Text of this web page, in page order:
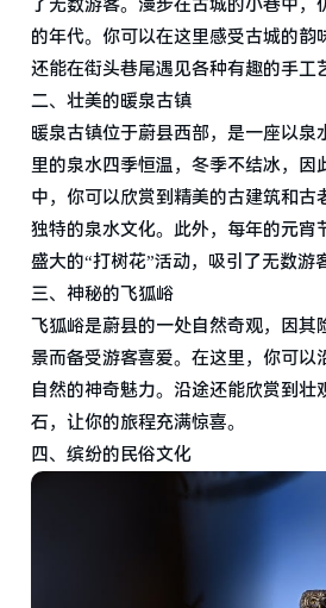
了无数游客。漫步在古城的小巷中，
的年代。你可以在这里感受古城的韵
还能在街头巷尾遇见各种有趣的手工
二、壮美的暖泉古镇
暖泉古镇位于蔚县西部，是一座以泉
里的泉水四季恒温，冬季不结冰，因
中，你可以欣赏到精美的古建筑和古
独特的泉水文化。此外，每年的元宵
盛大的“打树花”活动，吸引了无数游
三、神秘的飞狐峪
飞狐峪是蔚县的一处自然奇观，因其
景而备受游客喜爱。在这里，你可以
自然的神奇魅力。沿途还能欣赏到壮
石，让你的旅程充满惊喜。
四、缤纷的民俗文化